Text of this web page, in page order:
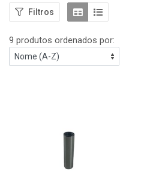
Filtros
9 produtos ordenados por: